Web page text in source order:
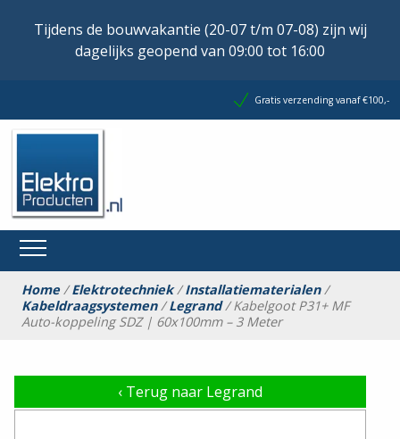
Tijdens de bouwvakantie (20-07 t/m 07-08) zijn wij
dagelijks geopend van 09:00 tot 16:00
Gratis verzending vanaf €100,-
Home/Elektrotechniek/Installatiematerialen/
Kabeldraagsystemen/Legrand/ Kabelgoot P31+ MF
Auto-koppeling SDZ | 60x100mm – 3 Meter
‹ Terug naar Legrand